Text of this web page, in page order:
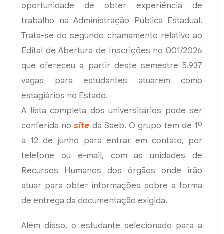
oportunidade de obter experiência de
trabalho na Administração Pública Estadual.
Trata-se do segundo chamamento relativo ao
Edital de Abertura de Inscrições no 001/2026
que ofereceu a partir deste semestre 5.937
vagas para estudantes atuarem como
estagiários no Estado.
A lista completa dos universitários pode ser
conferida nosite da Saeb. O grupo tem de 1º
a 12 de junho para entrar em contato, por
telefone ou e-mail, com as unidades de
Recursos Humanos dos órgãos onde irão
atuar para obter informações sobre a forma
de entrega da documentação exigida.
Além disso, o estudante selecionado para a